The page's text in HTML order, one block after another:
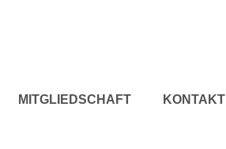
MITGLIEDSCHAFT KONTAKT